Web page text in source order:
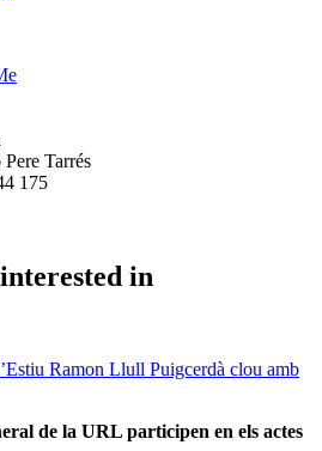
Tarrés
175
in
Ramon Llull Puigcerdà clou amb
de la URL participen en els actes